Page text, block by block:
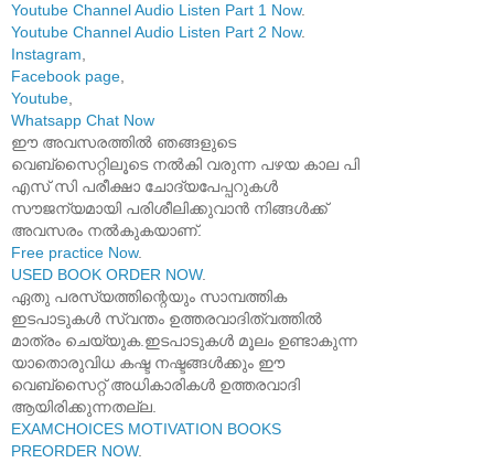
Youtube Channel Audio Listen Part 1 Now.
Youtube Channel Audio Listen Part 2 Now.
Instagram,
Facebook page,
Youtube,
Whatsapp Chat Now
ഈ അവസരത്തിൽ ഞങ്ങളുടെ
വെബ്സൈറ്റിലൂടെ നൽകി വരുന്ന പഴയ കാല പി
എസ് സി പരീക്ഷാ ചോദ്യപേപ്പറുകൾ
സൗജന്യമായി പരിശീലിക്കുവാൻ നിങ്ങൾക്ക്
അവസരം നൽകുകയാണ്.
Free practice Now.
USED BOOK ORDER NOW.
ഏതു പരസ്യത്തിന്റെയും സാമ്പത്തിക
ഇടപാടുകൾ സ്വന്തം ഉത്തരവാദിത്വത്തിൽ
മാത്രം ചെയ്യുക.ഇടപാടുകൾ മൂലം ഉണ്ടാകുന്ന
യാതൊരുവിധ കഷ്ട നഷ്ടങ്ങൾക്കും ഈ
വെബ്സൈറ്റ് അധികാരികൾ ഉത്തരവാദി
ആയിരിക്കുന്നതല്ല.
EXAMCHOICES MOTIVATION BOOKS
PREORDER NOW.